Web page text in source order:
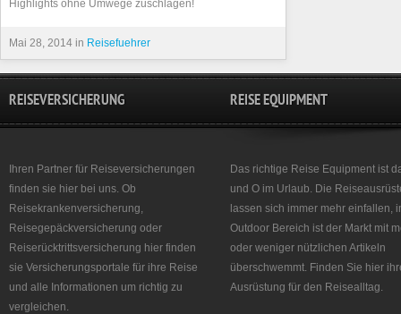
Highlights ohne Umwege zuschlagen!
Mai 28, 2014 in Reisefuehrer
REISEVERSICHERUNG
Ihren Partner für Reiseversicherungen
finden sie hier bei uns. Ob
Reisekrankenversicherung,
Reisegepäckversicherung oder
Reiserücktrittsversicherung hier finden
sie Versicherungsportale für ihre Reise
und alle Informationen um richtig zu
vergleichen.
REISE EQUIPMENT
Das richtige Reise Equipment ist
und O im Urlaub. Die
lassen sich immer mehr einfallen,
Outdoor Bereich ist der Markt mit
oder weniger nützlichen Artikeln
überschwemmt. Finden Sie hier
Ausrüstung für den Reisealltag.